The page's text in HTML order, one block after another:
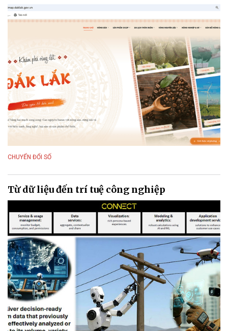
CHUYỂN ĐỔI SỐ
Từ dữ liệu đến trí tuệ công nghiệp